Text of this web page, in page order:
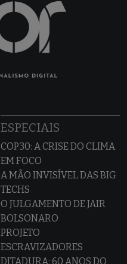
ESPECIAIS
COP30: A CRISE DO CLIMA
EM FOCO
A MÃO INVISÍVEL DAS BIG
TECHS
O JULGAMENTO DE JAIR
BOLSONARO
PROJETO
ESCRAVIZADORES
DITADURA: 60 ANOS DO